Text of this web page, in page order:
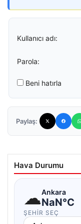
Kullanıcı adı:
Parola:
Beni hatırla
Paylaş:
Hava Durumu
☁Ankara
NaN°C
ŞEHIR SEÇ